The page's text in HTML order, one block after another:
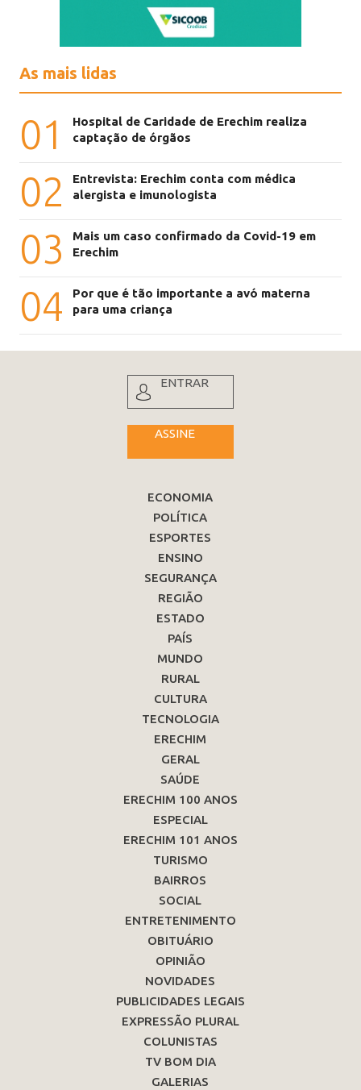
As mais lidas
01
Hospital de Caridade de Erechim realiza
captação de órgãos
02
Entrevista: Erechim conta com médica
alergista e imunologista
03
Mais um caso confirmado da Covid-19 em
Erechim
04
Por que é tão importante a avó materna
para uma criança
ENTRAR
ASSINE
ECONOMIA
POLÍTICA
ESPORTES
ENSINO
SEGURANÇA
REGIÃO
ESTADO
PAÍS
MUNDO
RURAL
CULTURA
TECNOLOGIA
ERECHIM
GERAL
SAÚDE
ERECHIM 100 ANOS
ESPECIAL
ERECHIM 101 ANOS
TURISMO
BAIRROS
SOCIAL
ENTRETENIMENTO
OBITUÁRIO
OPINIÃO
NOVIDADES
PUBLICIDADES LEGAIS
EXPRESSÃO PLURAL
COLUNISTAS
TV BOM DIA
GALERIAS